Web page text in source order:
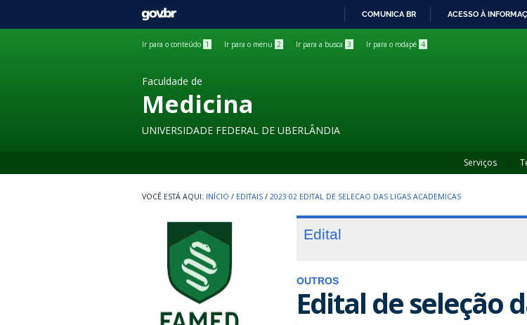
GOVBR
COMUNICA BR ACESSO À
Ir para o conteúdo 1 Ir para o menu 2 Ir para a busca 3 Ir para o rodapé 4
Faculdade de
Medicina
UNIVERSIDADE FEDERAL DE UBERLÂNDIA
Serviços
INÍCIO / EDITAIS / 2023 02 EDITAL DE SELECAO DAS LIGAS ACADEMICAS
Edital
OUTROS
Edital de seleção